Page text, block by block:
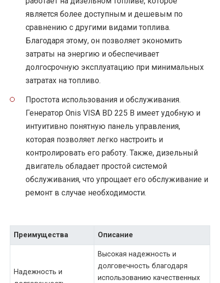
является более доступным и дешевым по
сравнению с другими видами топлива.
Благодаря этому, он позволяет экономить
затраты на энергию и обеспечивает
долгосрочную эксплуатацию при минимальных
затратах на топливо.
Простота использования и обслуживания.
Генератор Onis VISA BD 225 B имеет удобную и
интуитивно понятную панель управления,
которая позволяет легко настроить и
контролировать его работу. Также, дизельный
двигатель обладает простой системой
обслуживания, что упрощает его обслуживание и
ремонт в случае необходимости.
Преимущества Описание
Надежность и
Высокая надежность и
долговечность благодаря
использованию качественных